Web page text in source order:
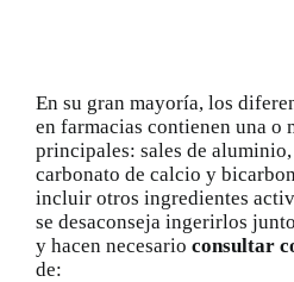
En su gran mayoría, los
en farmacias contienen una o
principales: sales de aluminio,
carbonato de calcio y
incluir otros ingredientes
se desaconseja ingerirlos
y hacen necesario consultar
de: